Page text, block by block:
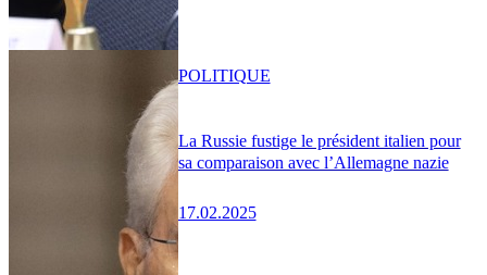
La Russie fustige le président italien pour
sa comparaison avec l’Allemagne nazie
17.02.2025
POLITIQUE